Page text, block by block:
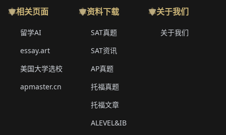
相关页面
留学AI
essay.art
美国大学选校
apmaster.cn
资料下载
SAT真题
SAT资讯
AP真题
托福真题
托福文章
ALEVEL&IB
关于我们
关于我们